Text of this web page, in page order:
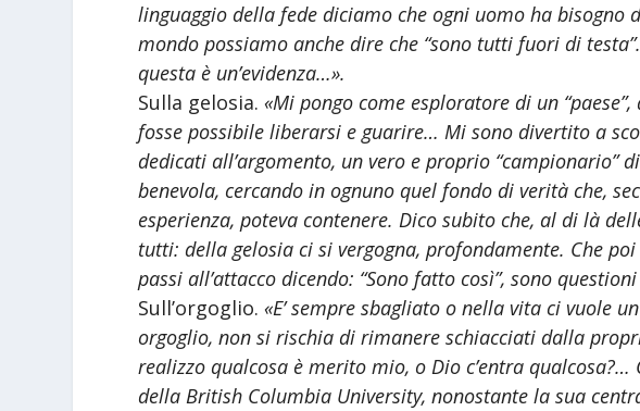
linguaggio della fede diciamo che ogni uomo ha bisogno
mondo possiamo anche dire che “sono tutti fuori di
questa è un’evidenza…».
Sulla gelosia. «Mi pongo come esploratore di un
fosse possibile liberarsi e guarire… Mi sono divertito a
dedicati all’argomento, un vero e proprio “campionario”
benevola, cercando in ognuno quel fondo di verità che,
esperienza, poteva contenere. Dico subito che, al di là
tutti: della gelosia ci si vergogna, profondamente. Che
passi all’attacco dicendo: “Sono fatto così”, sono
Sull’orgoglio. «E’ sempre sbagliato o nella vita ci vuole
orgoglio, non si rischia di rimanere schiacciati dalla
realizzo qualcosa è merito mio, o Dio c’entra qualcosa?…
della British Columbia University, nonostante la sua